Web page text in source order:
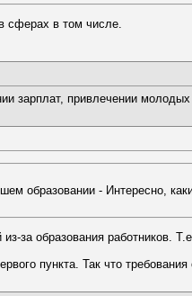
сферах в том числе.
зарплат, привлечении молодых
образовании - Интересно,
за образования работников.
пункта. Так что